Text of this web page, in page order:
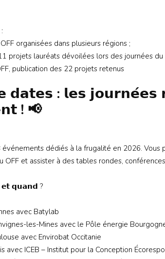
organisées dans plusieurs régions ;
projets lauréats dévoilées lors des journées du
publication des 22 projets retenus
𝗱𝗮𝘁𝗲𝘀 : 𝗹𝗲𝘀
! 📢
événements dédiés à la frugalité en 2026.
OFF et assister à des tables rondes,
𝗾𝘂𝗮𝗻𝗱 ?
avec Batylab
les-Mines avec le Pôle énergie
avec Envirobat Occitanie
avec ICEB – Institut pour la Conception